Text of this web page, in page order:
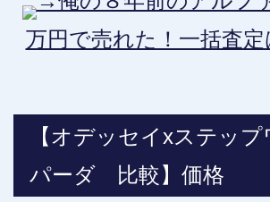
万円で売れた！一括査定
【オデッセイxステッ
パーダ 比較】価格